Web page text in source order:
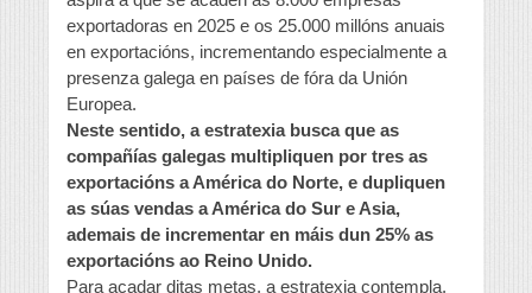
exportadoras en 2025 e os 25.000 millóns anuais
en exportacións, incrementando especialmente a
presenza galega en países de fóra da Unión
Europea.
Neste sentido, a estratexia busca que as
compañías galegas multipliquen por tres as
exportacións a América do Norte, e dupliquen
as súas vendas a América do Sur e Asia,
ademais de incrementar en máis dun 25% as
exportacións ao Reino Unido.
Para acadar ditas metas, a estratexia contempla,